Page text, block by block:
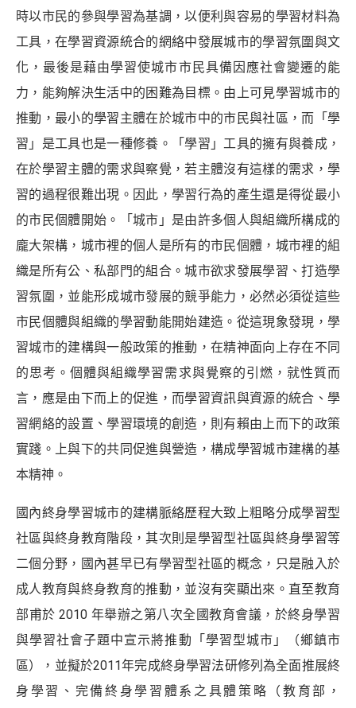
時以市民的參與學習為基調，以便利與容易的學習材料為
工具，在學習資源統合的網絡中發展城市的學習氛圍與文
化，最後是藉由學習使城市市民具備因應社會變遷的能
力，能夠解決生活中的困難為目標。由上可見學習城市的
推動，最小的學習主體在於城市中的市民與社區，而「學
習」是工具也是一種修養。「學習」工具的擁有與養成，
在於學習主體的需求與察覺，若主體沒有這樣的需求，學
習的過程很難出現。因此，學習行為的產生還是得從最小
的市民個體開始。「城市」是由許多個人與組織所構成的
龐大架構，城市裡的個人是所有的市民個體，城市裡的組
織是所有公、私部門的組合。城市欲求發展學習、打造學
習氛圍，並能形成城市發展的競爭能力，必然必須從這些
市民個體與組織的學習動能開始建造。從這現象發現，學
習城市的建構與一般政策的推動，在精神面向上存在不同
的思考。個體與組織學習需求與覺察的引燃，就性質而
言，應是由下而上的促進，而學習資訊與資源的統合、學
習網絡的設置、學習環境的創造，則有賴由上而下的政策
實踐。上與下的共同促進與營造，構成學習城市建構的基
本精神。
國內終身學習城市的建構脈絡歷程大致上粗略分成學習型
社區與終身教育階段，其次則是學習型社區與終身學習等
二個分野，國內甚早已有學習型社區的概念，只是融入於
成人教育與終身教育的推動，並沒有突顯出來。直至教育
部甫於 2010 年舉辦之第八次全國教育會議，於終身學習
與學習社會子題中宣示將推動「學習型城市」（鄉鎮市
區），並擬於2011年完成終身學習法研修列為全面推展終
身學習、完備終身學習體系之具體策略（教育部，